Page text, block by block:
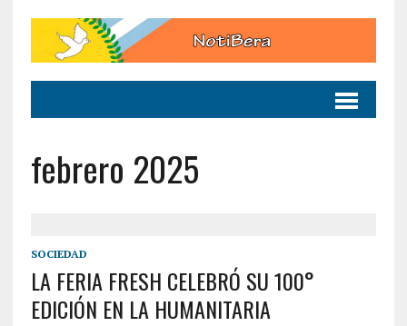
febrero 2025
SOCIEDAD
LA FERIA FRESH CELEBRÓ SU 100°
EDICIÓN EN LA HUMANITARIA